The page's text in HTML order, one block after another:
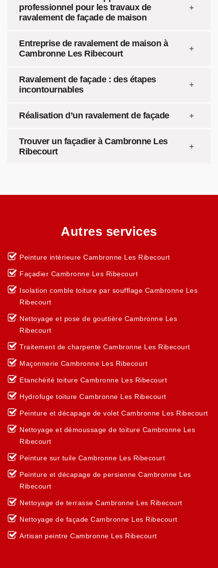
professionnel pour les travaux de
ravalement de façade de maison
Entreprise de ravalement de maison à
Cambronne Les Ribecourt
Ravalement de façade : des étapes
incontournables
Réalisation d’un ravalement de façade
Trouver un façadier à Cambronne Les
Ribecourt
Autres services
Peinture intérieure Cambronne Les Ribecourt
Façadier Cambronne Les Ribecourt
Isolation comble toiture par soufflage Cambronne Les
Ribecourt
Nettoyage et pose de gouttière Cambronne Les
Ribecourt
Traitement de charpente Cambronne Les Ribecourt
Maçonnerie Cambronne Les Ribecourt
Etanchéité toiture Cambronne Les Ribecourt
Hydrofuge toiture Cambronne Les Ribecourt
Peinture et décapage de volet Cambronne Les Ribecourt
Nettoyage et démoussage de toiture Cambronne Les
Ribecourt
Peinture sur tuile Cambronne Les Ribecourt
Peinture et décapage de persienne Cambronne Les
Ribecourt
Nettoyage de terrasse Cambronne Les Ribecourt
Nettoyage de façade Cambronne Les Ribecourt
Artisan peintre Cambronne Les Ribecourt